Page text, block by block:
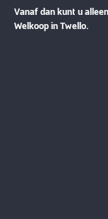
Vanaf dan kunt u
Welkoop in Twello.